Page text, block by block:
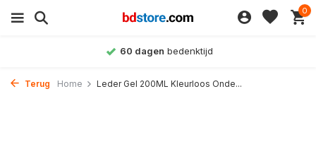
0
60 dagen bedenktijd
Terug Home Leder Gel 200ML Kleurloos Onde...